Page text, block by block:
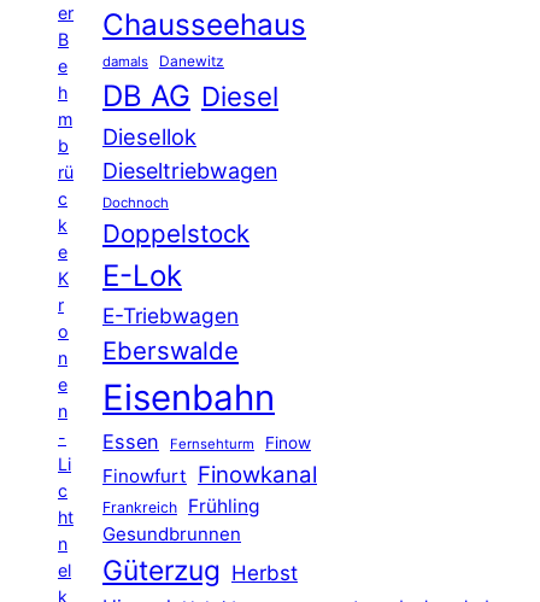
er
B
e
h
m
b
rü
c
k
e
K
r
o
n
e
n
-
Li
c
ht
n
el
k
Chausseehaus
damals Danewitz
DB AG Diesel
Diesellok
Dieseltriebwagen
Dochnoch
Doppelstock
E-Lok
E-Triebwagen
Eberswalde
Eisenbahn
Essen Fernsehturm Finow
Finowfurt Finowkanal
Frankreich Frühling
Gesundbrunnen
Güterzug Herbst